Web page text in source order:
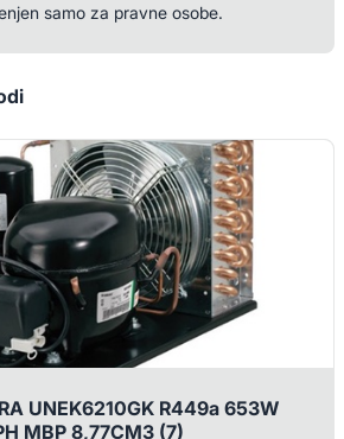
samo za pravne osobe.
UNEK6210GK R449a 653W
MBP 8,77CM3 (7)